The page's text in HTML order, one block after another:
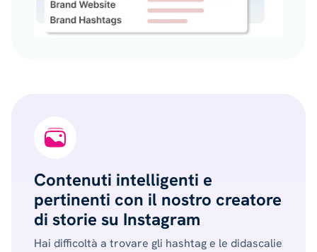
Contenuti intelligenti e
pertinenti con il nostro creatore
di storie su Instagram
Hai difficoltà a trovare gli hashtag e le didascalie